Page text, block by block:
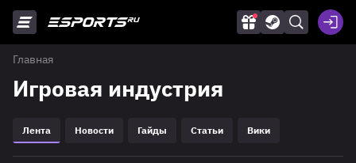
Главная
Игровая индустрия
Лента Новости Гайды Статьи Вики